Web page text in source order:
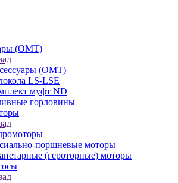
(OMT)
(OMT)
LS-LSE
муфт ND
горловины
поршневые моторы
(героторные) моторы